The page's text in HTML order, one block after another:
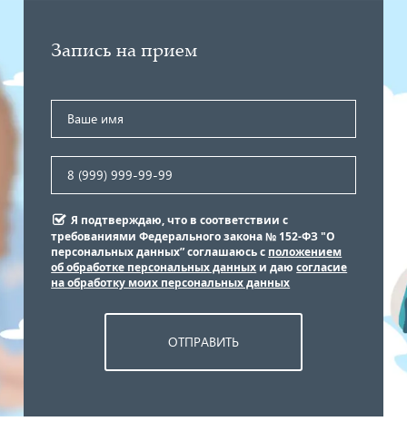
Запись на прием
Я подтверждаю, что в соответствии с
требованиями Федерального закона № 152-ФЗ "О
персональных данных” соглашаюсь с положением
об обработке персональных данных и даюсогласие
на обработку моих персональных данных